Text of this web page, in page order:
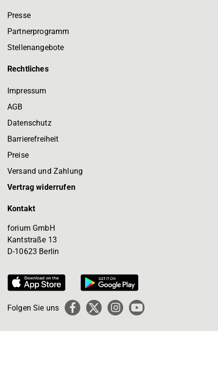
Presse
Partnerprogramm
Stellenangebote
Rechtliches
Impressum
AGB
Datenschutz
Barrierefreiheit
Preise
Versand und Zahlung
Vertrag widerrufen
Kontakt
forium GmbH
Kantstraße 13
D-10623 Berlin
Folgen Sie uns Facebook
X
Instagram